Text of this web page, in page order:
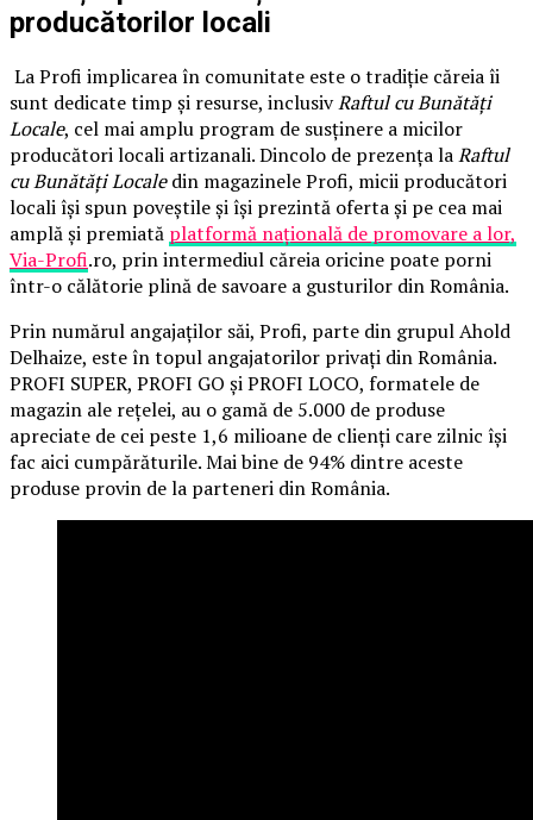
producătorilor locali
La Profi implicarea în comunitate este o tradiție căreia îi
sunt dedicate timp și resurse, inclusivRaftul cu Bunătăți
Locale, cel mai amplu program de susținere a micilor
producători locali artizanali. Dincolo de prezența laRaftul
cu Bunătăți Localedin magazinele Profi, micii producători
locali își spun poveștile și își prezintă oferta și pe cea mai
amplă și premiată platformă națională de promovare a lor,
Via-Profi.ro, prin intermediul căreia oricine poate porni
într-o călătorie plină de savoare a gusturilor din România.
Prin numărul angajaților săi, Profi, parte din grupul Ahold
Delhaize, este în topul angajatorilor privați din România.
PROFI SUPER, PROFI GO și PROFI LOCO, formatele de
magazin ale rețelei, au o gamă de 5.000 de produse
apreciate de cei peste 1,6 milioane de clienți care zilnic își
fac aici cumpărăturile. Mai bine de 94% dintre aceste
produse provin de la parteneri din România.